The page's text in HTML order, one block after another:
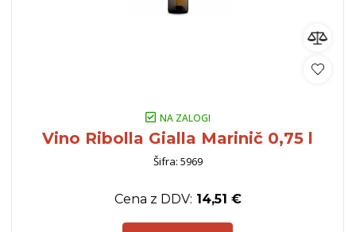
NA ZALOGI
Vino Ribolla Gialla Marinič 0,75 l
Šifra: 5969
Cena z DDV: 14,51 €